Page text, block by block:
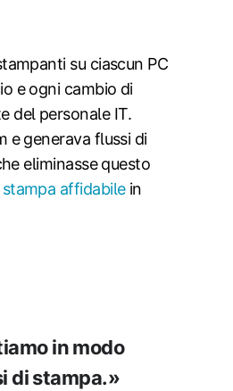
su ciascun PC
e ogni cambio di
del personale IT.
e generava flussi di
eliminasse questo
affidabilein
in modo
di stampa.»